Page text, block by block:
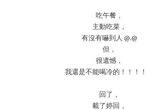
吃午餐，
主動吃菜，
有沒有嚇到人 @.@
但，
很遺憾，
我還是不能喝冷的！！！！
回了，
載了婷回，